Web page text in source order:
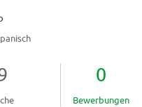
0
Bewerbungen